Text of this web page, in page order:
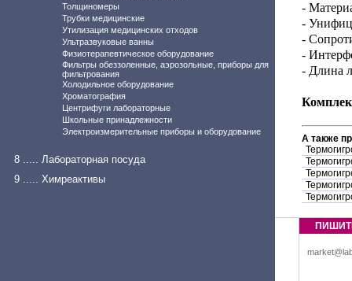
Толщиномеры
Трубки медицинские
Утилизация медицинских отходов
Ультразвуковые ванны
Физиотерапевтическое оборудование
Фильтры обеззоленные, аэрозольные, приборы для
фильтрования
Холодильное оборудование
Хроматография
Центрифуги лабораторные
Школьные принадлежности
Электроизмерительные приборы и оборудование
8 ..... Лабораторная посуда
9 ..... Химреактивы
-
-
-
-
- Длина
А также